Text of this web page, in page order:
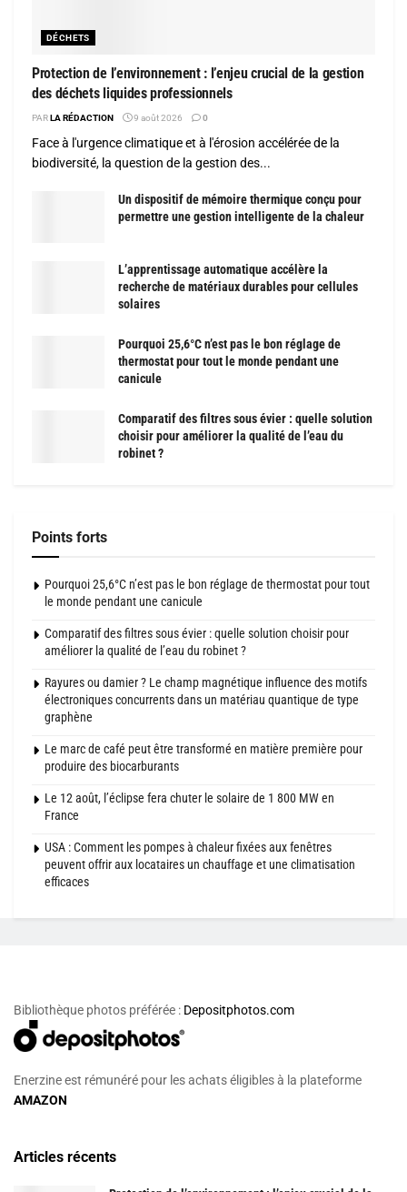
DÉCHETS
Protection de l’environnement : l’enjeu crucial de la gestion
des déchets liquides professionnels
PARLA RÉDACTION 9 août 2026 0
Face à l'urgence climatique et à l'érosion accélérée de la
biodiversité, la question de la gestion des...
Un dispositif de mémoire thermique conçu pour
permettre une gestion intelligente de la chaleur
L’apprentissage automatique accélère la
recherche de matériaux durables pour cellules
solaires
Pourquoi 25,6°C n’est pas le bon réglage de
thermostat pour tout le monde pendant une
canicule
Comparatif des filtres sous évier : quelle solution
choisir pour améliorer la qualité de l’eau du
robinet ?
Points forts
Pourquoi 25,6°C n’est pas le bon réglage de thermostat pour tout
le monde pendant une canicule
Comparatif des filtres sous évier : quelle solution choisir pour
améliorer la qualité de l’eau du robinet ?
Rayures ou damier ? Le champ magnétique influence des motifs
électroniques concurrents dans un matériau quantique de type
graphène
Le marc de café peut être transformé en matière première pour
produire des biocarburants
Le 12 août, l’éclipse fera chuter le solaire de 1 800 MW en
France
USA : Comment les pompes à chaleur fixées aux fenêtres
peuvent offrir aux locataires un chauffage et une climatisation
efficaces
Bibliothèque photos préférée : Depositphotos.com
Enerzine est rémunéré pour les achats éligibles à la plateforme
AMAZON
Articles récents